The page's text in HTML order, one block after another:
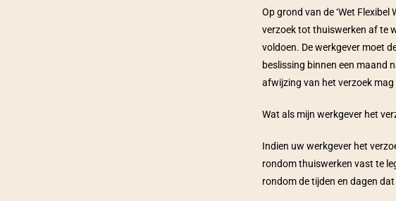
Op grond van de ‘Wet Flexibel
verzoek tot thuiswerken af te
voldoen. De werkgever moet
beslissing binnen een maand
afwijzing van het verzoek
Wat als mijn werkgever het
Indien uw werkgever het
rondom thuiswerken vast te
rondom de tijden en dagen